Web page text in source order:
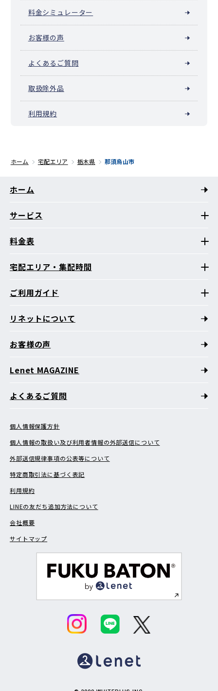
料金シミュレーター
お客様の声
よくあるご質問
取扱除外品
利用規約
ホーム 宅配エリア 栃木県 那須烏山市
ホーム
サービス
料金表
宅配エリア・集配時間
ご利用ガイド
リネットについて
お客様の声
Lenet MAGAZINE
よくあるご質問
個人情報保護方針
個人情報の取扱い及び利用者情報の外部送信について
外部送信規律事項の公表等について
特定商取引法に基づく表記
利用規約
LINEの友だち追加方法について
会社概要
サイトマップ